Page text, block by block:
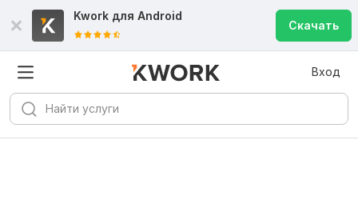
Kwork для Android
Скачать
Вход